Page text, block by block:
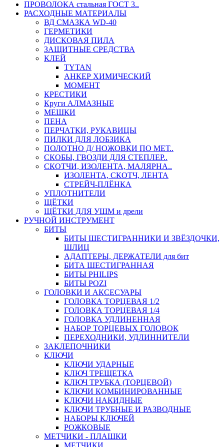
ПРОВОЛОКА стальная ГОСТ 3..
РАСХОДНЫЕ МАТЕРИАЛЫ
ВД СМАЗКА WD-40
ГЕРМЕТИКИ
ДИСКОВАЯ ПИЛА
ЗАЩИТНЫЕ СРЕДСТВА
КЛЕЙ
TYTAN
АНКЕР ХИМИЧЕСКИЙ
МОМЕНТ
КРЕСТИКИ
Круги АЛМАЗНЫЕ
МЕШКИ
ПЕНА
ПЕРЧАТКИ, РУКАВИЦЫ
ПИЛКИ ДЛЯ ЛОБЗИКА
ПОЛОТНО Д/ НОЖОВКИ ПО МЕТ..
СКОБЫ, ГВОЗДИ ДЛЯ СТЕПЛЕР..
СКОТЧИ, ИЗОЛЕНТА, МАЛЯРНА..
ИЗОЛЕНТА, СКОТЧ, ЛЕНТА
СТРЕЙЧ-ПЛЁНКА
УПЛОТНИТЕЛИ
ЩЁТКИ
ЩЁТКИ ДЛЯ УШМ и дрели
РУЧНОЙ ИНСТРУМЕНТ
БИТЫ
БИТЫ ШЕСТИГРАННИКИ И ЗВЁЗДОЧКИ,
ШЛИЦ
АДАПТЕРЫ, ДЕРЖАТЕЛИ для бит
БИТА ШЕСТИГРАННАЯ
БИТЫ PHILIPS
БИТЫ POZI
ГОЛОВКИ И АКСЕСУАРЫ
ГОЛОВКА ТОРЦЕВАЯ 1/2
ГОЛОВКА ТОРЦЕВАЯ 1/4
ГОЛОВКА УДЛИНЕННАЯ
НАБОР ТОРЦЕВЫХ ГОЛОВОК
ПЕРЕХОДНИКИ, УДЛИННИТЕЛИ
ЗАКЛЕПОЧНИКИ
КЛЮЧИ
КЛЮЧИ УДАРНЫЕ
КЛЮЧ ТРЕЩЕТКА
КЛЮЧ ТРУБКА (ТОРЦЕВОЙ)
КЛЮЧИ КОМБИНИРОВАННЫЕ
КЛЮЧИ НАКИДНЫЕ
КЛЮЧИ ТРУБНЫЕ И РАЗВОДНЫЕ
НАБОРЫ КЛЮЧЕЙ
РОЖКОВЫЕ
МЕТЧИКИ - ПЛАШКИ
МЕТЧИКИ